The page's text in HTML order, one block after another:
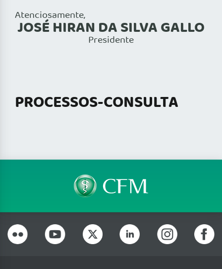
Atenciosamente,
JOSÉ HIRAN DA SILVA GALLO
Presidente
PROCESSOS-CONSULTA